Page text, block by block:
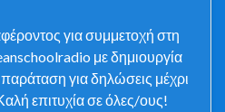
για συμμετοχή στη
με δημιουργία
για δηλώσεις μέχρι
επιτυχία σε όλες/ους!